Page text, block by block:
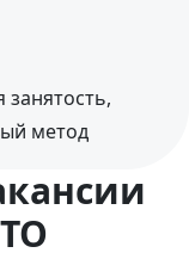
занятость,
метод